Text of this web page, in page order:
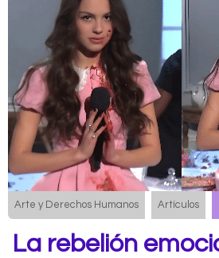
Arte y Derechos Humanos Artículos
La rebelión